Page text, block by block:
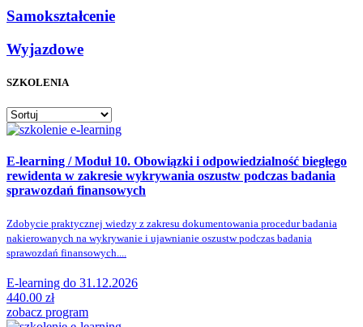
Samokształcenie
Wyjazdowe
SZKOLENIA
E-learning / Moduł 10. Obowiązki i odpowiedzialność biegłego
rewidenta w zakresie wykrywania oszustw podczas badania
sprawozdań finansowych
Zdobycie praktycznej wiedzy z zakresu dokumentowania procedur badania
nakierowanych na wykrywanie i ujawnianie oszustw podczas badania
sprawozdań finansowych....
E-learning do 31.12.2026
440.00 zł
zobacz program